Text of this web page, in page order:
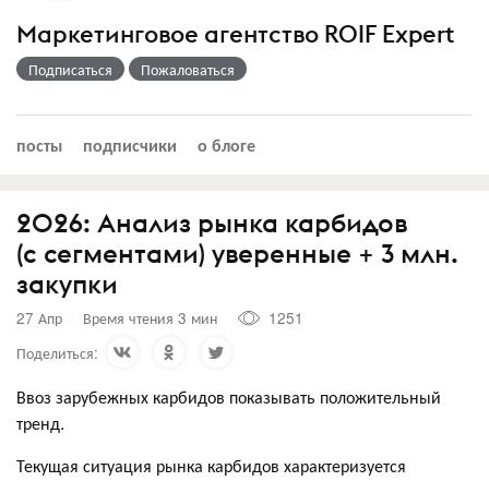
Маркетинговое агентство ROIF Expert
Подписаться Пожаловаться
посты подписчики о блоге
2026: Анализ рынка карбидов
(с сегментами) уверенные + 3 млн.
закупки
27 Апр Время чтения 3 мин
1251
Поделиться:
Ввоз зарубежных карбидов показывать положительный
тренд.
Текущая ситуация рынка карбидов характеризуется